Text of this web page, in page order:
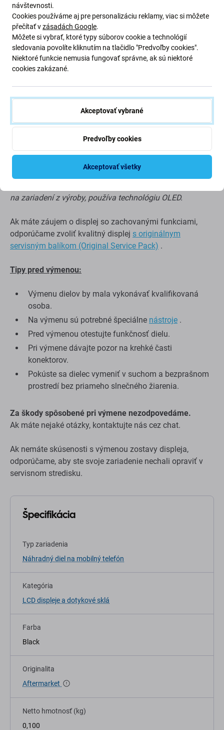
Menšia zobrazovacia plocha
Trochu vyšší spodný okraj
Nie je možné zobraziť skutočnú čiernu
Znížený jas
Nižšie rozlíšenie
Nepodporuje Vždy na displeji*
Vyššia spotreba batérie v porovnaní s Aftermarket
na zariadení z výroby, používa technológiu OLED.
Ak máte záujem o displej so zachovanými funkciami,
odporúčame zvoliť kvalitný displej s originálnym
servisným balíkom (Original Service Pack) .
Tipy pred výmenou:
Výmenu dielov by mala vykonávať kvalifikovaná
osoba.
Na výmenu sú potrebné špeciálne nástroje .
Pred výmenou otestujte funkčnosť dielu.
Pri výmene dávajte pozor na krehké časti
konektorov.
Pokúste sa dielec vymeniť v suchom a bezprašnom
prostredí bez priameho slnečného žiarenia.
Za škody spôsobené pri výmene nezodpovedáme.
Ak máte nejaké otázky, kontaktujte nás cez chat.
Ak nemáte skúsenosti s výmenou zostavy displeja,
odporúčame, aby ste svoje zariadenie nechali opraviť v
servisnom stredisku.
Špecifikácia
Typ zariadenia
Náhradný diel na mobilný telefón
Kategória
LCD displeje a dotykové sklá
Farba
Black
Originalita
Aftermarket
Netto hmotnosť (kg)
0,100
návštevnosti.
Cookies používáme aj pre personalizáciu reklamy, viac si môžete
přečítať vzásadách Google.
Môžete si vybrať, ktoré typy súborov cookie a technológií
sledovania povolíte kliknutím na tlačidlo "Predvoľby cookies".
Niektoré funkcie nemusia fungovať správne, ak sú niektoré
cookies zakázané.
Akceptovať vybrané
Predvoľby cookies
Akceptovať všetky